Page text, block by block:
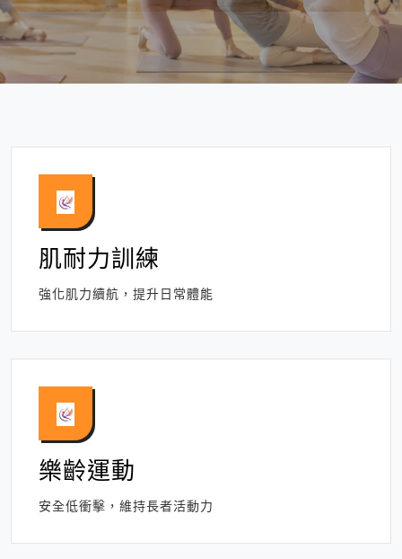
樂齡運動
安全低衝擊，維持長者活動力
肌耐力訓練
強化肌力續航，提升日常體能